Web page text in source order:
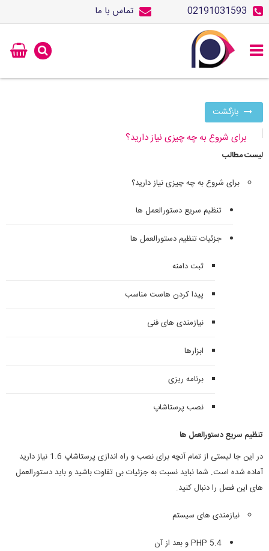
02191031593 تماس با ما
بازگشت
برای شروع به چه چیزی نیاز دارید؟
لیست مطالب
برای شروع به چه چیزی نیاز دارید؟
تنظیم سریع دستورالعمل ها
جزئیات تنظیم دستورالعمل ها
ثبت دامنه
پیدا کردن هاست مناسب
نیازمندی های فنی
ابزارها
برنامه ریزی
نصب پرستاشاپ
تنظیم سریع دستورالعمل ها
در این جا لیستی از تمام آنچه برای نصب و راه اندازی پرستاشاپ 1.6 نیاز دارید
آماده شده است. شما نباید نسبت به جزئیات بی تفاوت باشید و باید دستورالعمل
های این فصل را دنبال کنید.
نیازمندی های سیستم
PHP 5.4 و بعد از آن